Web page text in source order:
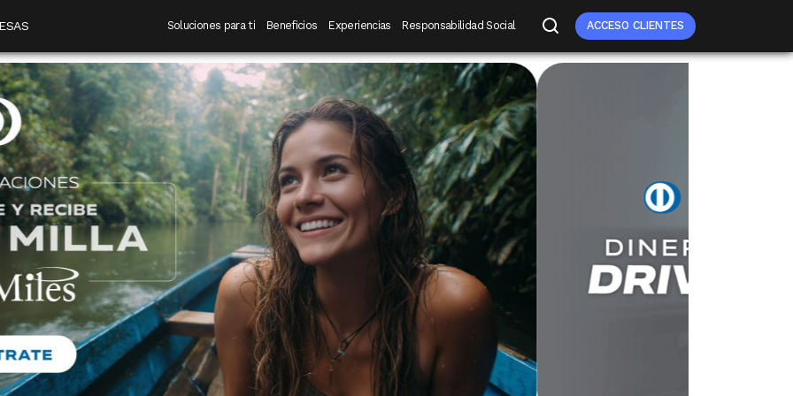
Navegación principal
Soluciones para ti Beneficios Experiencias Responsabilidad Social ACCESO CLIENTES